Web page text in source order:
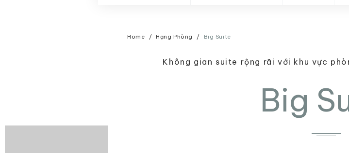
Home Hạng Phòng Big Suite
Big
Không gian suite rộng rãi với khu vực